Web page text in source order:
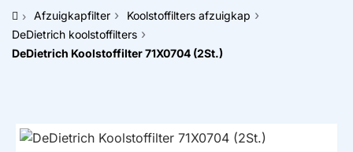
naar
op
zoek?
h
o
Afzuigkapfilter
Koolstoffilters afzuigkap
DeDietrich koolstoffilters
DeDietrich Koolstoffilter 71X0704 (2St.)